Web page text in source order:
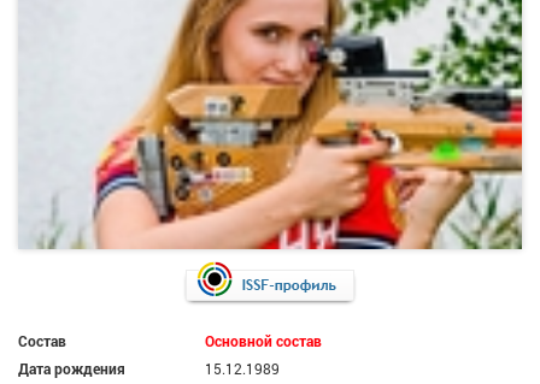
Состав
Основной состав
Дата рождения
15.12.1989